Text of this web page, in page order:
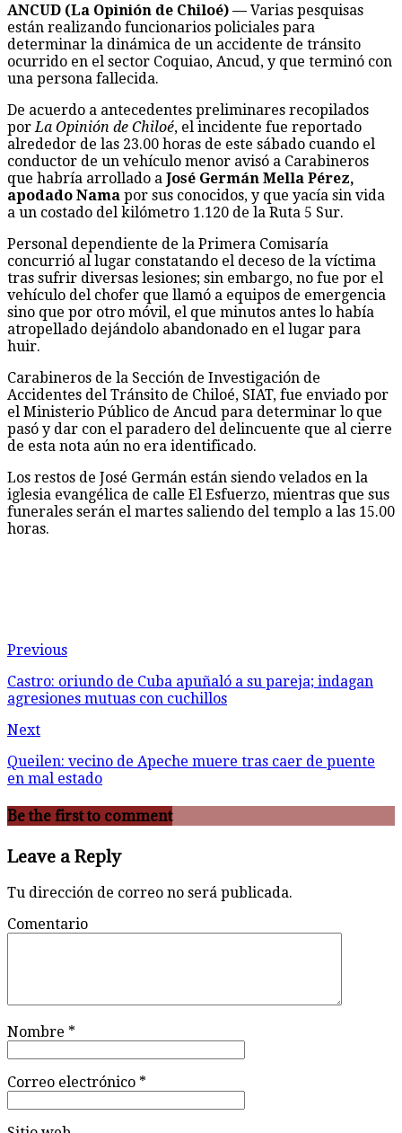
ANCUD (La Opinión de Chiloé) — Varias pesquisas
están realizando funcionarios policiales para
determinar la dinámica de un accidente de tránsito
ocurrido en el sector Coquiao, Ancud, y que terminó con
una persona fallecida.
De acuerdo a antecedentes preliminares recopilados
porLa Opinión de Chiloé, el incidente fue reportado
alrededor de las 23.00 horas de este sábado cuando el
conductor de un vehículo menor avisó a Carabineros
que habría arrollado a José Germán Mella Pérez,
apodado Nama por sus conocidos, y que yacía sin vida
a un costado del kilómetro 1.120 de la Ruta 5 Sur.
Personal dependiente de la Primera Comisaría
concurrió al lugar constatando el deceso de la víctima
tras sufrir diversas lesiones; sin embargo, no fue por el
vehículo del chofer que llamó a equipos de emergencia
sino que por otro móvil, el que minutos antes lo había
atropellado dejándolo abandonado en el lugar para
huir.
Carabineros de la Sección de Investigación de
Accidentes del Tránsito de Chiloé, SIAT, fue enviado por
el Ministerio Público de Ancud para determinar lo que
pasó y dar con el paradero del delincuente que al cierre
de esta nota aún no era identificado.
Los restos de José Germán están siendo velados en la
iglesia evangélica de calle El Esfuerzo, mientras que sus
funerales serán el martes saliendo del templo a las 15.00
horas.
Previous
Castro: oriundo de Cuba apuñaló a su pareja; indagan
agresiones mutuas con cuchillos
Next
Queilen: vecino de Apeche muere tras caer de puente
en mal estado
Be the first to comment
Leave a Reply
Tu dirección de correo no será publicada.
Comentario
Nombre *
Correo electrónico *